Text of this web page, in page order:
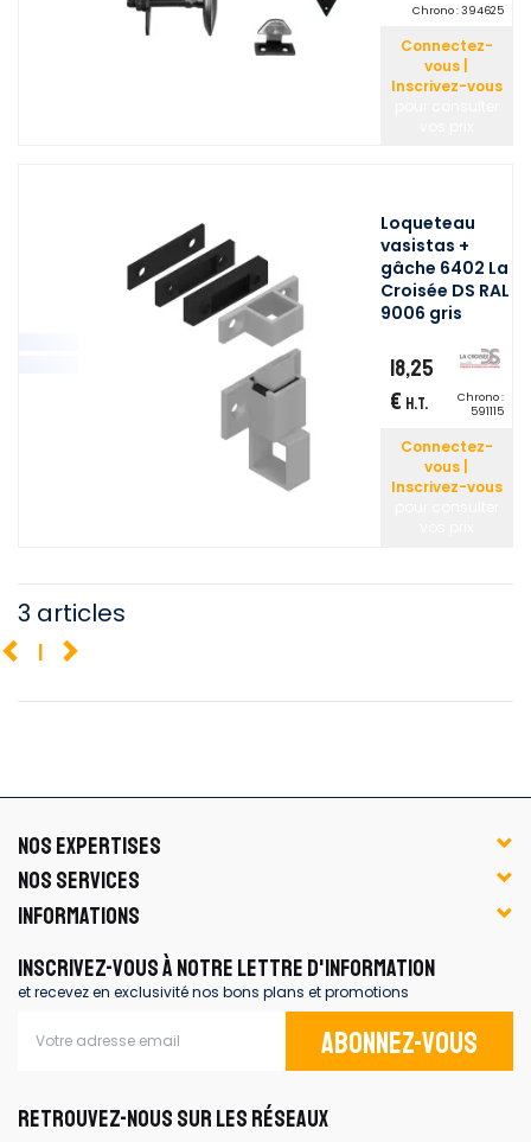
Chrono : 394625
Connectez-
vous |
Inscrivez-vous
Loqueteau
vasistas +
gâche 6402 La
Croisée DS RAL
9006 gris
18,25
€ H.T.
Chrono :
591115
Connectez-
vous |
Inscrivez-vous
3 articles
1
NOS EXPERTISES
NOS SERVICES
INFORMATIONS
INSCRIVEZ-VOUS À NOTRE LETTRE D'INFORMATION
et recevez en exclusivité nos bons plans et promotions
Abonnez-vous
RETROUVEZ-NOUS SUR LES RÉSEAUX